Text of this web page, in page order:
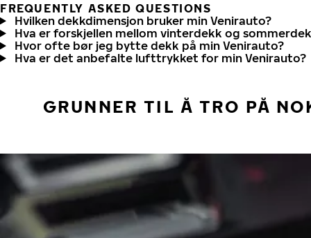
FREQUENTLY ASKED QUESTIONS
Hvilken dekkdimensjon bruker min Venirauto?
Hva er forskjellen mellom vinterdekk og
Hvor ofte bør jeg bytte dekk på min Venirauto?
Hva er det anbefalte lufttrykket for min Venirauto?
GRUNNER TIL Å TRO PÅ